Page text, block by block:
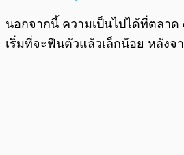
นอกจากนี้ ความเป็นไปได้ที่ตลาด
เริ่มที่จะฟืนตัวแล้วเล็กน้อย หลังจ